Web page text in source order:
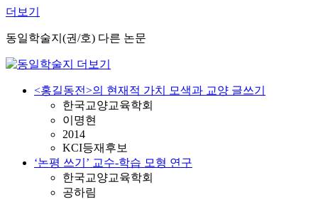
더보기
동일학술지(권/호) 다른 논문
‌<홍길동전>의 현재적 가치 모색과 교양 글쓰기
한국교양교육학회
이명현
2014
KCI등재후보
‌‘논평 쓰기’ 교수-학습 모형 연구
한국교양교육학회
공하림